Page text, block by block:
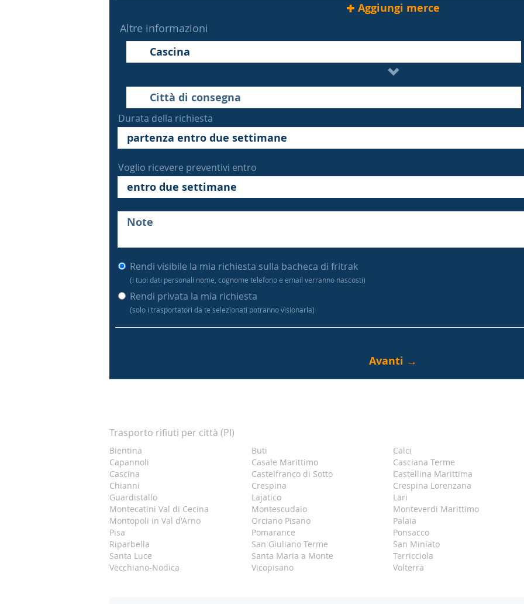
Aggiungi merce
Altre informazioni
Durata della richiesta
Voglio ricevere preventivi entro
Rendi visibile la mia richiesta sulla bacheca di fritrak
(i tuoi dati personali nome, cognome telefono e email verranno nascosti)
Rendi privata la mia richiesta
(solo i trasportatori da te selezionati potranno visionarla)
Trasporto rifiuti per città (PI)
Bientina Buti Calci
Capannoli
Casale Marittimo Casciana Terme
Cascina
Castelfranco di Sotto Castellina Marittima
Chianni
Crespina Crespina Lorenzana
Guardistallo
Lajatico Lari
Montecatini Val di Cecina
Montescudaio Monteverdi Marittimo
Montopoli in Val d'Arno
Orciano Pisano Palaia
Pisa
Pomarance Ponsacco
Riparbella
San Giuliano Terme San Miniato
Santa Luce
Santa Maria a Monte Terricciola
Vecchiano-Nodica
Vicopisano Volterra